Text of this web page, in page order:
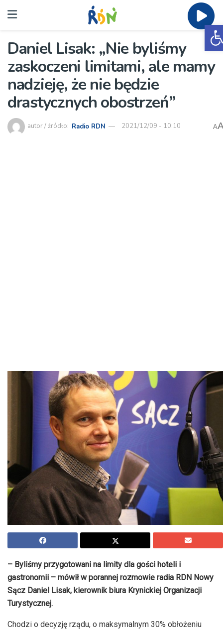
Daniel Lisak: „Nie byliśmy
zaskoczeni limitami, ale mamy
nadzieję, że nie będzie
drastycznych obostrzeń”
autor / źródło: Radio RDN 2021/12/09 - 10:10 A
– Byliśmy przygotowani na limity dla gości hoteli i
gastronomii – mówił w porannej rozmowie radia RDN Nowy
Sącz Daniel Lisak, kierownik biura Krynickiej Organizacji
Turystycznej.
Chodzi o decyzję rządu, o maksymalnym 30% obłożeniu